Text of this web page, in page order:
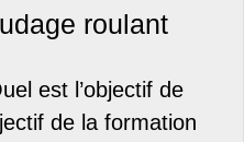
roulant
est l’objectif de
de la formation